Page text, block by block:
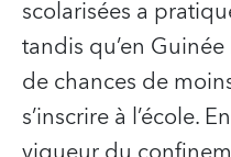
scolarisées a
tandis qu’en
de chances de
s’inscrire à l’école.